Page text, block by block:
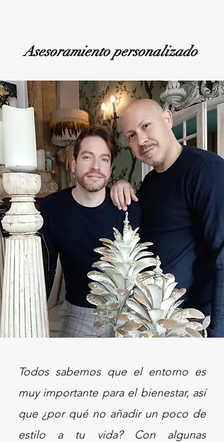
Asesoramiento personalizado
Todos sabemos que el entorno es
muy importante para el bienestar, así
que ¿por qué no añadir un poco de
estilo a tu vida? Con algunas